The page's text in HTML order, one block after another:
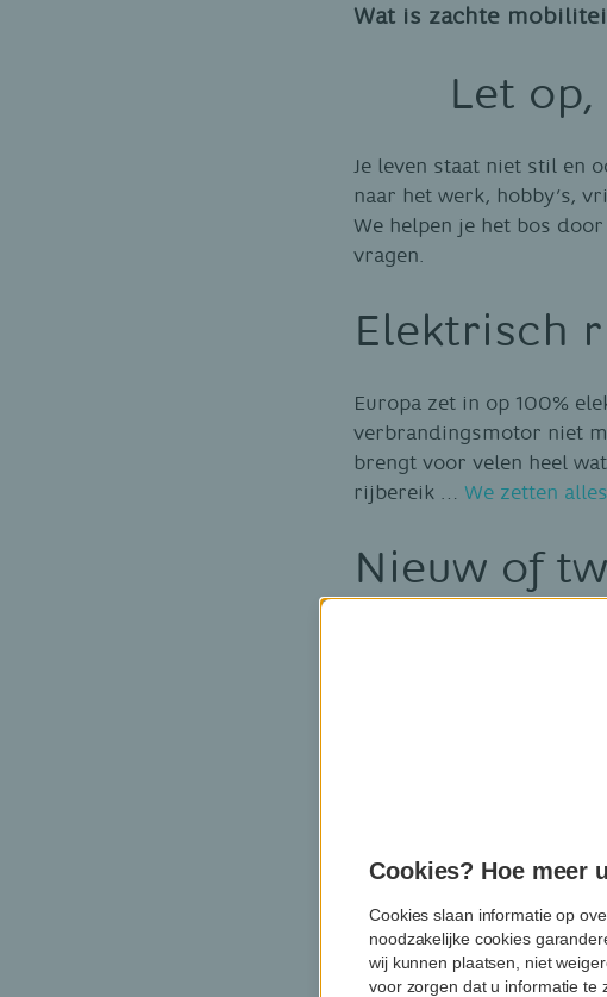
Wat is zachte
Let
Je leven staat niet stil en
naar het werk, hobby’s,
We helpen je het bos
vragen.
Elektrisch
Europa zet in op 100%
verbrandingsmotor niet
brengt voor velen heel
rijbereik … We zetten
Nieuw of
verbrandingsmotor, is er
kleur en opties kiezen?
pro’s en contra’s van
Goed om te weten: op
vind je een ruim aanbod
Wat is
Cookies? Hoe meer
Cookies slaan informatie op
noodzakelijke cookies
wij kunnen plaatsen, niet
voor zorgen dat u informatie te